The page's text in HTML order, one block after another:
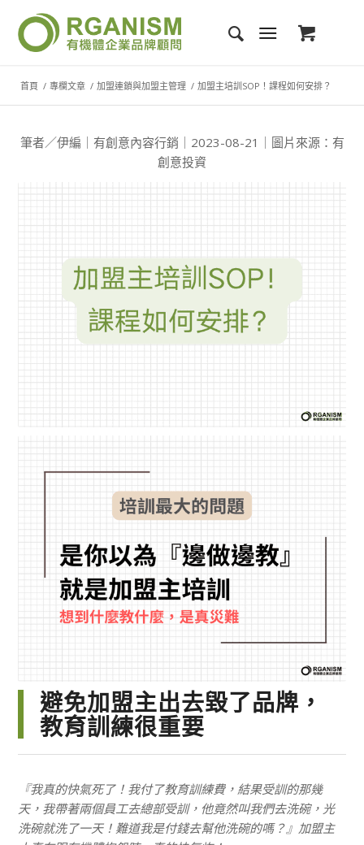
首頁 / 專欄文章 / 加盟連鎖與加盟主管理 / 加盟主培訓SOP！課程如何安排？
筆者／伊編｜有創意內容行銷｜2023-08-21｜圖片來源：有
創意投資
避免加盟主出去毀了品牌，
教育訓練很重要
『我真的快氣死了！我付了教育訓練費，結果受訓的那幾
天，我帶著兩個員工去總部受訓，他竟然叫我們去洗碗，光
洗碗就洗了一天！難道我是付錢去幫他洗碗的嗎？』加盟主